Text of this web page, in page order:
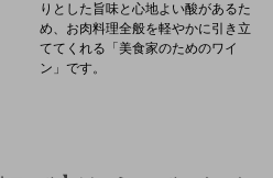
りとした旨味と心地よい酸があるた
め、
お肉料理全般を軽やかに引き立
ててくれる「美食家のためのワイ
ン」です。